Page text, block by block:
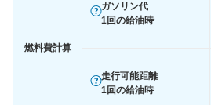
燃料費計算
ガソリン代
1回の給油時
走行可能距離
1回の給油時